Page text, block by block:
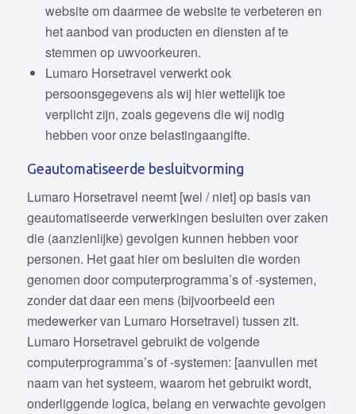
website om daarmee de website te verbeteren en
het aanbod van producten en diensten af te
stemmen op uwvoorkeuren.
Lumaro Horsetravel verwerkt ook
persoonsgegevens als wij hier wettelijk toe
verplicht zijn, zoals gegevens die wij nodig
hebben voor onze belastingaangifte.
Geautomatiseerde besluitvorming
Lumaro Horsetravel neemt [wel / niet] op basis van
geautomatiseerde verwerkingen besluiten over zaken
die (aanzienlijke) gevolgen kunnen hebben voor
personen. Het gaat hier om besluiten die worden
genomen door computerprogramma’s of -systemen,
zonder dat daar een mens (bijvoorbeeld een
medewerker van Lumaro Horsetravel) tussen zit.
Lumaro Horsetravel gebruikt de volgende
computerprogramma’s of -systemen: [aanvullen met
naam van het systeem, waarom het gebruikt wordt,
onderliggende logica, belang en verwachte gevolgen